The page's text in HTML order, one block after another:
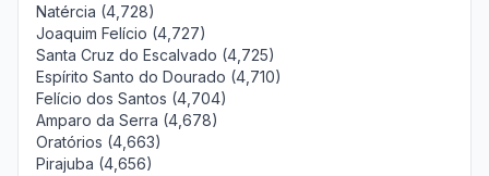
Natércia (4,728)
Joaquim Felício (4,727)
Santa Cruz do Escalvado (4,725)
Espírito Santo do Dourado (4,710)
Felício dos Santos (4,704)
Amparo da Serra (4,678)
Oratórios (4,663)
Pirajuba (4,656)